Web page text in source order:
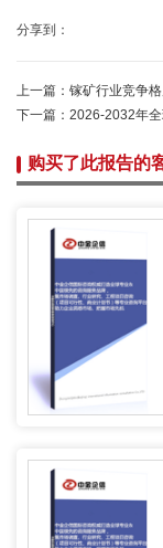
分享到：
上一篇： 镓矿行业竞争格局
下一篇： 2026-2032年全
购买了此报告的